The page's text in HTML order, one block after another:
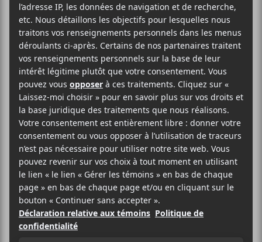
AJOUTER AU CALENDRIER
DÉTAILS
Date :
2022-03-10
Heure :
20:00 - 23:30
Prix :
Gratuit
Catégorie
d’Évènement:
ORGANISATEUR
Evenko